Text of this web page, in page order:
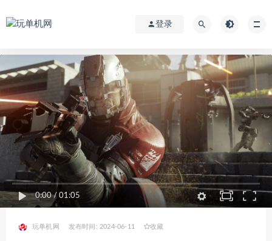
登录
0:00/ 01:05
玩单机网 发布时间: 2024-06-11 收藏